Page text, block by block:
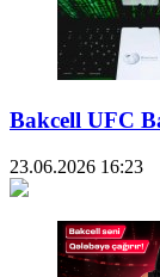
Bakcell UFC
23.06.2026 16:23